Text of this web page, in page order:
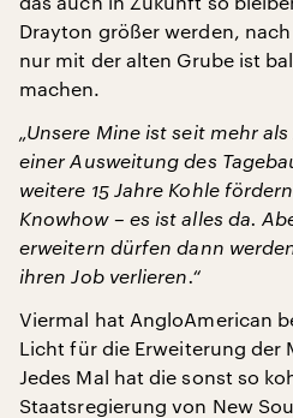
Drayton größer werden,
nur mit der alten Grube ist
machen.
„Unsere Mine ist seit mehr
einer Ausweitung des
weitere 15 Jahre Kohle
Knowhow – es ist alles da.
erweitern dürfen dann
ihren Job verlieren.“
Viermal hat AngloAmerican
Licht für die Erweiterung der
Jedes Mal hat die sonst so
Staatsregierung von New